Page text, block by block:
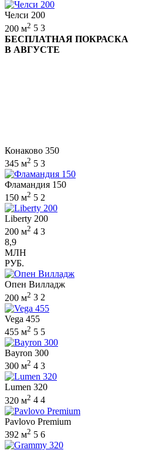
Челси 200
200 м2 5 3
БЕСПЛАТНАЯ ПОКРАСКА
В АВГУСТЕ
Конаково 350
345 м2 5 3
Фламандия 150
150 м2 5 2
Liberty 200
200 м2 4 3
8,9
МЛН
РУБ.
Опен Вилладж
200 м2 3 2
Vega 455
455 м2 5 5
Bayron 300
300 м2 4 3
Lumen 320
320 м2 4 4
Pavlovo Premium
392 м2 5 6